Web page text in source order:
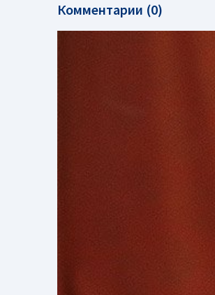
Комментарии (0)